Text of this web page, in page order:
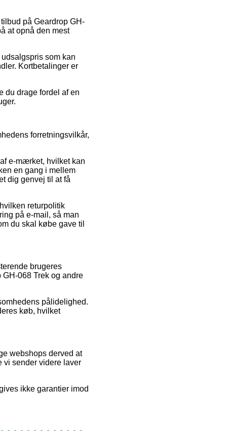
på Geardrop GH-
at opnå den mest
som kan
Kortbetalinger er
du drage fordel af en
forretningsvilkår,
e-mærket, hvilket kan
en gang i mellem
dig genvej til at få
returpolitik
på e-mail, så man
du skal købe gave til
brugeres
068 Trek og andre
pålidelighed.
køb, hvilket
webshops derved at
vi sender videre laver
ikke garantier imod